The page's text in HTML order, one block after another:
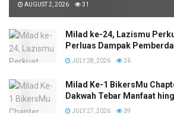
AUGUST 2, 2026 31
Milad ke-24, Lazismu
Perluas Dampak
JULY 28, 2026 26
Milad Ke-1 BikersMu
Dakwah Tebar Manfaat
JULY 27, 2026 39